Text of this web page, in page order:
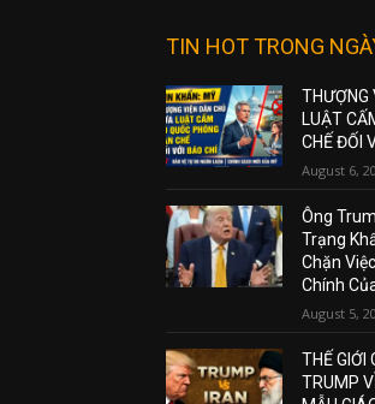
TIN HOT TRONG
THƯỢNG
LUẬT
CHẾ ĐỐI
August 6,
Ông
Trạng
Chặn
Chính
August 5,
THẾ GIỚI
TRUMP